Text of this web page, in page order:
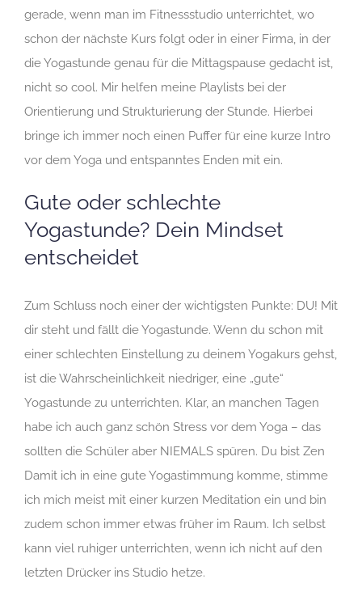
gerade, wenn man im Fitnessstudio unterrichtet, wo
schon der nächste Kurs folgt oder in einer Firma, in der
die Yogastunde genau für die Mittagspause gedacht ist,
nicht so cool. Mir helfen meine Playlists bei der
Orientierung und Strukturierung der Stunde. Hierbei
bringe ich immer noch einen Puffer für eine kurze Intro
vor dem Yoga und entspanntes Enden mit ein.
Gute oder schlechte
Yogastunde? Dein Mindset
entscheidet
Zum Schluss noch einer der wichtigsten Punkte: DU! Mit
dir steht und fällt die Yogastunde. Wenn du schon mit
einer schlechten Einstellung zu deinem Yogakurs gehst,
ist die Wahrscheinlichkeit niedriger, eine „gute“
Yogastunde zu unterrichten. Klar, an manchen Tagen
habe ich auch ganz schön Stress vor dem Yoga – das
sollten die Schüler aber NIEMALS spüren. Du bist Zen
Damit ich in eine gute Yogastimmung komme, stimme
ich mich meist mit einer kurzen Meditation ein und bin
zudem schon immer etwas früher im Raum. Ich selbst
kann viel ruhiger unterrichten, wenn ich nicht auf den
letzten Drücker ins Studio hetze.